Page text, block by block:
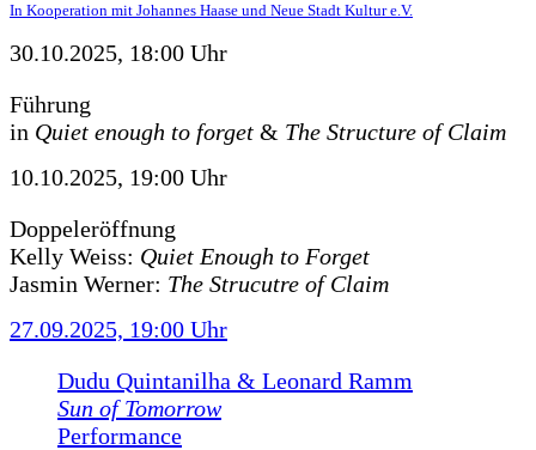
In Kooperation mit Johannes Haase und Neue Stadt Kultur e.V.
30.10.2025, 18:00 Uhr
Führung
in Quiet enough to forget & The Structure of Claim
10.10.2025, 19:00 Uhr
Doppeleröffnung
Kelly Weiss: Quiet Enough to Forget
Jasmin Werner: The Strucutre of Claim
27.09.2025, 19:00 Uhr
Dudu Quintanilha & Leonard Ramm
Sun of Tomorrow
Performance